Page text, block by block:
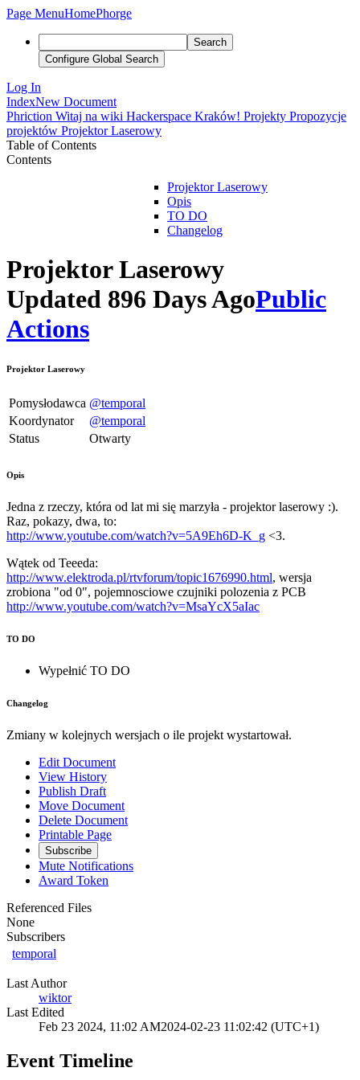
Page MenuHomePhorge
Search
Configure Global Search
Log In
IndexNew Document
Phriction Witaj na wiki Hackerspace Kraków! Projekty Propozycje
projektów Projektor Laserowy
Table of Contents
Contents
Projektor Laserowy
Opis
TO DO
Changelog
Projektor Laserowy
Updated 896 Days AgoPublic
Actions
Projektor Laserowy
Pomysłodawca @temporal
Koordynator
@temporal
Status
Otwarty
Opis
Jedna z rzeczy, która od lat mi się marzyła - projektor laserowy :).
Raz, pokazy, dwa, to:
http://www.youtube.com/watch?v=5A9Eh6D-K_g <3.
Wątek od Teeeda:
http://www.elektroda.pl/rtvforum/topic1676990.html, wersja
zrobiona "od 0", pojemnosciowe czujniki polozenia z PCB
http://www.youtube.com/watch?v=MsaYcX5aIac
TO DO
Wypełnić TO DO
Changelog
Zmiany w kolejnych wersjach o ile projekt wystartował.
Edit Document
View History
Publish Draft
Move Document
Delete Document
Printable Page
Subscribe
Mute Notifications
Award Token
Referenced Files
None
Subscribers
temporal
Last Author
wiktor
Last Edited
Feb 23 2024, 11:02 AM2024-02-23 11:02:42 (UTC+1)
Event Timeline